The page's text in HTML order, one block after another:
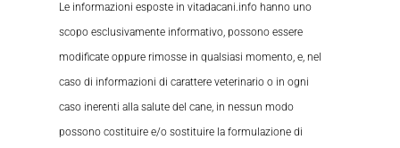
Le informazioni esposte in vitadacani.info hanno uno
scopo esclusivamente informativo, possono essere
modificate oppure rimosse in qualsiasi momento, e, nel
caso di informazioni di carattere veterinario o in ogni
caso inerenti alla salute del cane, in nessun modo
possono costituire e/o sostituire la formulazione di